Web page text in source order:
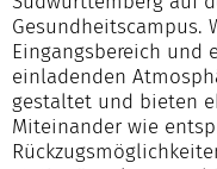
Gesundheitscampus.
Eingangsbereich und
einladenden
gestaltet und bieten
Miteinander wie